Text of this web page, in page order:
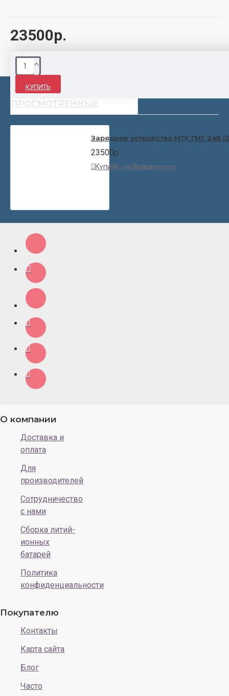
23500р.
КУПИТЬ
НЕДАВНО
ПРОСМОТРЕННЫЕ
Зарядное устройство МТК ГМТ 24В
23500р.
КупитьВ закладкиВ сравнение
О компании
Доставка и
оплата
Для
производителей
Сотрудничество
с нами
Сборка литий-
ионных
батарей
Политика
конфиденциальности
Покупателю
Контакты
Карта сайта
Блог
Часто